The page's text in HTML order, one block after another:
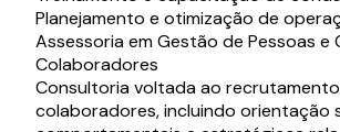
Planejamento e otimização de
Assessoria em Gestão de Pessoas
Colaboradores
Consultoria voltada ao
colaboradores, incluindo orientação